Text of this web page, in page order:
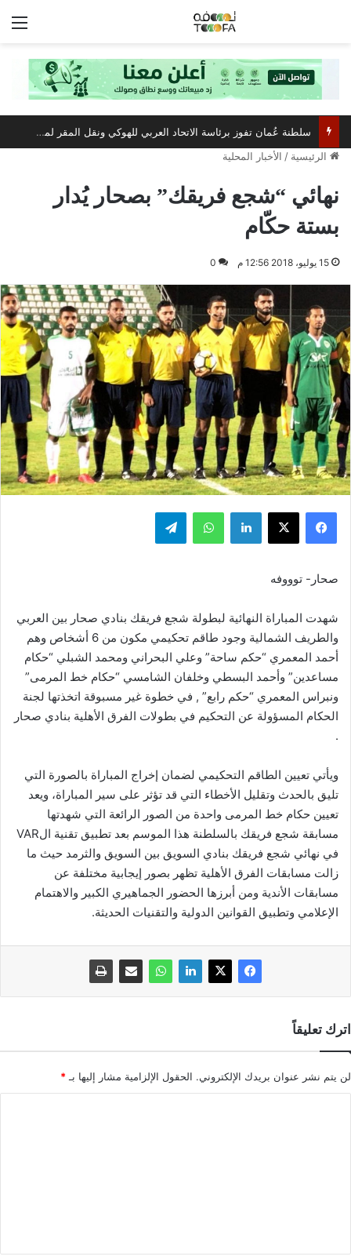
سلطنة عُمان تفوز برئاسة الاتحاد العربي للهوكي ونقل المقر لمسقط
الرئيسية / الأخبار المحلية
نهائي “شجع فريقك” بصحار يُدار
بستة حكّام
15 يوليو، 2018 12:56 م 0
فيسبوك ‫X لينكدإن واتساب تيلقرام
صحار- توووفه
شهدت المباراة النهائية لبطولة شجع فريقك بنادي صحار بين العربي
والطريف الشمالية وجود طاقم تحكيمي مكون من 6 أشخاص وهم
أحمد المعمري “حكم ساحة” وعلي البحراني ومحمد الشبلي “حكام
مساعدين” وأحمد البسطي وخلفان الشامسي “حكام خط المرمى”
ونبراس المعمري “حكم رابع” , في خطوة غير مسبوقة اتخذتها لجنة
الحكام المسؤولة عن التحكيم في بطولات الفرق الأهلية بنادي صحار
.
ويأتي تعيين الطاقم التحكيمي لضمان إخراج المباراة بالصورة التي
تليق بالحدث وتقليل الأخطاء التي قد تؤثر على سير المباراة، ويعد
تعيين حكام خط المرمى واحدة من الصور الرائعة التي شهدتها
مسابقة شجع فريقك بالسلطنة هذا الموسم بعد تطبيق تقنية الVAR
في نهائي شجع فريقك بنادي السويق بين السويق والثرمد حيث ما
زالت مسابقات الفرق الأهلية تظهر بصور إيجابية مختلفة عن
مسابقات الأندية ومن أبرزها الحضور الجماهيري الكبير والاهتمام
الإعلامي وتطبيق القوانين الدولية والتقنيات الحديثة.
اترك تعليقاً
لن يتم نشر عنوان بريدك الإلكتروني. الحقول الإلزامية مشار إليها بـ*